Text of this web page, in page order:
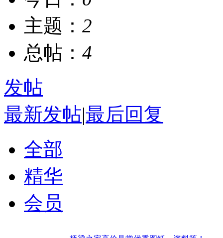
主题： 2
总帖： 4
发帖
最新发帖|最后回复
全部
精华
会员